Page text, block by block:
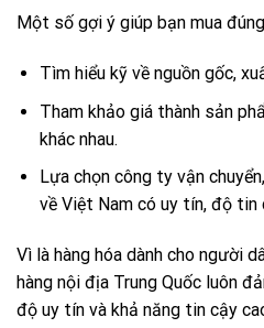
Một số gợi ý giúp bạn mua
Tìm hiểu kỹ về nguồn gốc,
Tham khảo giá thành sản
khác nhau.
Lựa chọn công ty vận
về Việt Nam có uy tín, độ tin
Vì là hàng hóa dành cho người
hàng nội địa Trung Quốc luôn
độ uy tín và khả năng tin cậy